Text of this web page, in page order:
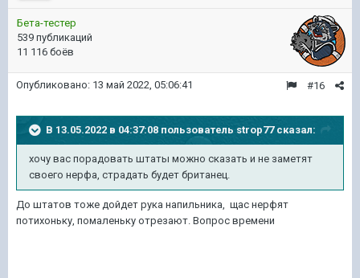
Бета-тестер
539 публикаций
11 116 боёв
#16
Опубликовано: 13 май 2022, 05:06:41
В 13.05.2022 в 04:37:08 пользователь strop77сказал:
хочу вас порадовать штаты можно сказать и не заметят
своего нерфа, страдать будет британец.
До штатов тоже дойдет рука напильника, щас нерфят
потихоньку, помаленьку отрезают. Вопрос времени